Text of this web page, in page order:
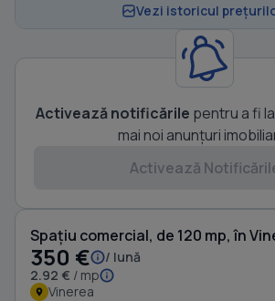
Vezi istoricul
Activează notificările pentru a fi
mai noi anunțuri
Activează
Spațiu comercial, de 120 mp, în
350 €
/ lună
2.92 € / mp
Vinerea